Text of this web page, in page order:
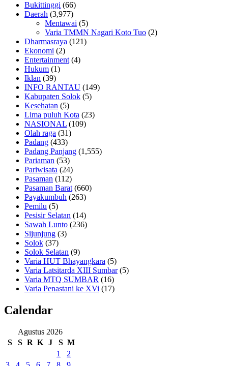
Bukittinggi (66)
Daerah (3,977)
Mentawai (5)
Varia TMMN Nagari Koto Tuo (2)
Dharmasraya (121)
Ekonomi (2)
Entertainment (4)
Hukum (1)
Iklan (39)
INFO RANTAU (149)
Kabupaten Solok (5)
Kesehatan (5)
Lima puluh Kota (23)
NASIONAL (109)
Olah raga (31)
Padang (433)
Padang Panjang (1,555)
Pariaman (53)
Pariwisata (24)
Pasaman (112)
Pasaman Barat (660)
Payakumbuh (263)
Pemilu (5)
Pesisir Selatan (14)
Sawah Lunto (236)
Sijunjung (3)
Solok (37)
Solok Selatan (9)
Varia HUT Bhayangkara (5)
Varia Latsitarda XIII Sumbar(5)
Varia MTQ SUMBAR (16)
Varia Penastani ke XVi (17)
Calendar
Agustus 2026
S
S R K J S M
1
2